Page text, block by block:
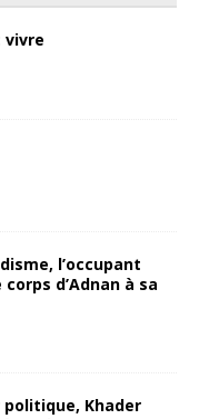
vivre
l’occupant
d’Adnan à sa
Khader